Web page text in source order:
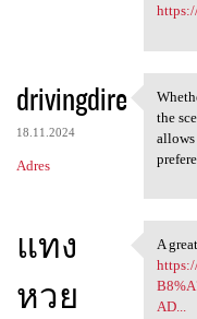
drivingdire
18.11.2024
Adres
the
แทง
หวย
A
A
AD...